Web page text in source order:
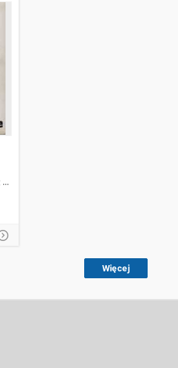
Społeczny Instytut Wydawniczy Znak
Więcej